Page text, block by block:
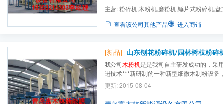
主营:粉碎机,木粉机,磨粉机,锤片式粉碎机,
查看该公司其他产品 进入商铺
[新品]
我公司木粉机是是我司自主研发成功的，采
进技术***新研制的一种新型细微木制粉设备
各种传统 木粉机的粉碎原理加以创新，由传
木粉机
碎原理成功研制成集三种粉碎原理为一体的
更新: 2015-08-04